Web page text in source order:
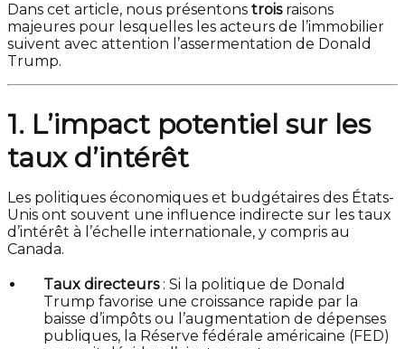
Dans cet article, nous présentons troisraisons
majeures pour lesquelles les acteurs de l’immobilier
suivent avec attention l’assermentation de Donald
Trump.
1. L’impact potentiel sur les
taux d’intérêt
Les politiques économiques et budgétaires des États-
Unis ont souvent une influence indirecte sur les taux
d’intérêt à l’échelle internationale, y compris au
Canada.
Taux directeurs: Si la politique de Donald
Trump favorise une croissance rapide par la
baisse d’impôts ou l’augmentation de dépenses
publiques, la Réserve fédérale américaine (FED)